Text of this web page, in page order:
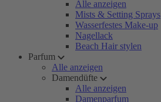
Alle anzeigen
Mists & Setting Sprays
Wasserfestes Make-up
Nagellack
Beach Hair stylen
Parfum
Alle anzeigen
Damendüfte
Alle anzeigen
Damenparfum